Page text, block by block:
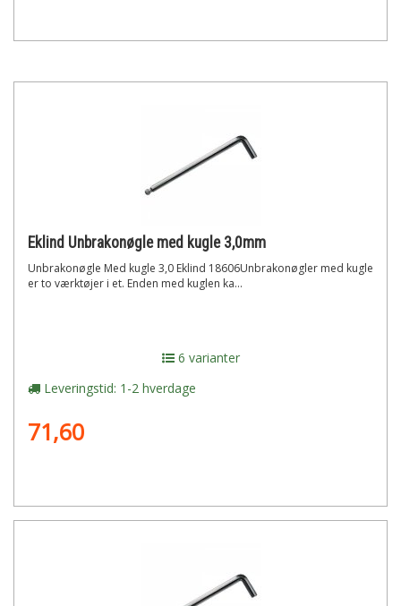
Eklind Unbrakonøgle med kugle 3,0mm
Unbrakonøgle Med kugle 3,0 Eklind 18606Unbrakonøgler med kugle
er to værktøjer i et. Enden med kuglen ka...
6 varianter
Leveringstid: 1-2 hverdage
71,60